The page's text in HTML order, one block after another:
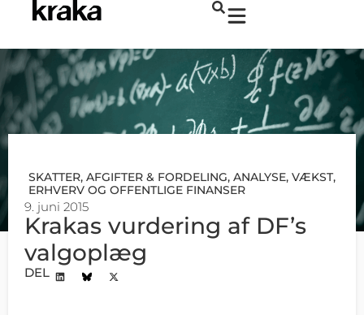
SKATTER, AFGIFTER & FORDELING, ANALYSE, VÆKST,
ERHVERV OG OFFENTLIGE FINANSER
9. juni 2015
Krakas vurdering af DF’s
valgoplæg
DEL